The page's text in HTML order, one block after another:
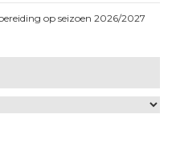
op seizoen 2026/2027